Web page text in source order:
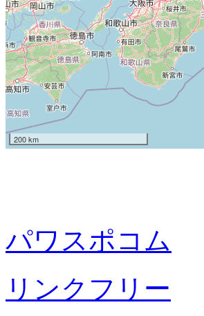
200 km
パワスポコム
リンクフリー